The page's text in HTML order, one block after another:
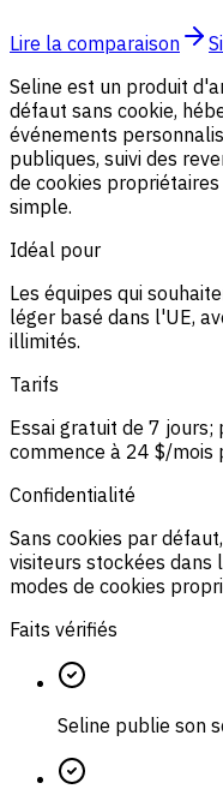
Lire la comparaison
Seline est un produit
défaut sans cookie,
événements
publiques, suivi des
de cookies
simple.
Idéal pour
Les équipes qui
léger basé dans l'UE,
illimités.
Tarifs
Essai gratuit de 7
commence à 24 $/
Confidentialité
Sans cookies par
visiteurs stockées dans
modes de cookies
Faits vérifiés
Seline publie son